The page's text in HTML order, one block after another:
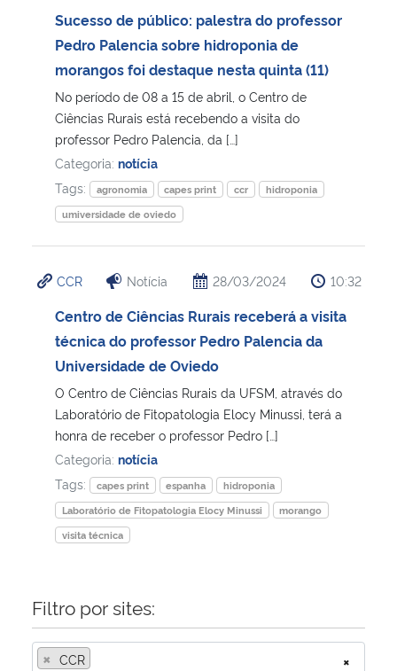
Ministério de Minas e Energia
Ministério da Ciência, Tecnologia, Inovações e Comunicações
Ministério do Meio Ambiente
Ministério do Turismo
Controladoria-Geral da União
Ministério da Mulher, da Família e dos Direitos Humanos
Secretaria-Geral
Secretaria de Governo
Gabinete de Segurança Institucional
Advocacia-Geral da União
Planalto
Sucesso de público: palestra do professor
Pedro Palencia sobre hidroponia de
morangos foi destaque nesta quinta (11)
No período de 08 a 15 de abril, o Centro de
Ciências Rurais está recebendo a visita do
professor Pedro Palencia, da […]
Categoria: notícia
Tags:
agronomia capes print ccr
hidroponia
umiversidade de oviedo
CCR Notícia 28/03/2024 10:32
Centro de Ciências Rurais receberá a visita
técnica do professor Pedro Palencia da
Universidade de Oviedo
O Centro de Ciências Rurais da UFSM, através do
Laboratório de Fitopatologia Elocy Minussi, terá a
honra de receber o professor Pedro […]
Categoria: notícia
Tags:
capes print espanha
hidroponia
Laboratório de Fitopatologia Elocy Minussi
morango
visita técnica
Filtro por sites:
×
× CCR